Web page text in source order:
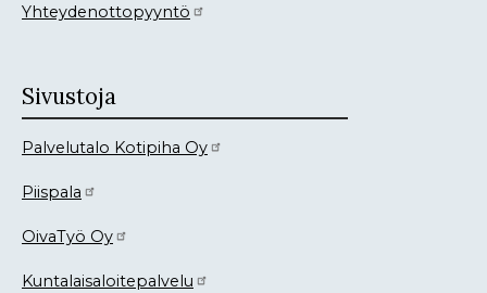
Yhteydenottopyyntö
Sivustoja
Palvelutalo Kotipiha Oy
Piispala
OivaTyö Oy
Kuntalaisaloitepalvelu